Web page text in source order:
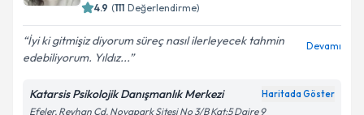
4.9 (111 Değerlendirme)
İyi ki gitmişiz diyorum süreç nasıl ilerleyecek tahmin
edebiliyorum. Yıldız...
Devamı
Katarsis Psikolojik Danışmanlık Merkezi Haritada Göster
Efeler, Reyhan Cd. Novapark Sitesi No 3/B Kat:5 Daire 9